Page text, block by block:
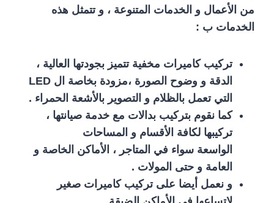
من الأعمال و الخدمات المتنوعة ، و تتمثل هذه
الخدمات ب :
تركيب كاميرات مخفية تتميز بجودتها العالية ،
الدقة و وضوح الصورة ،مزودة بخاصة ال LED
التي تعمل بالظلام و التصوير بالأشعة الحمراء .
كما نقوم بتركيب بدالات مع خدمة صيانتها ،
تركيبها لكافة الأقسام و المساحات
الواسعة سواء في المتاجر ، الأماكن الخاصة و
العامة و حتى المولات .
و نعمل أيضا على تركيب كاميرات صغير